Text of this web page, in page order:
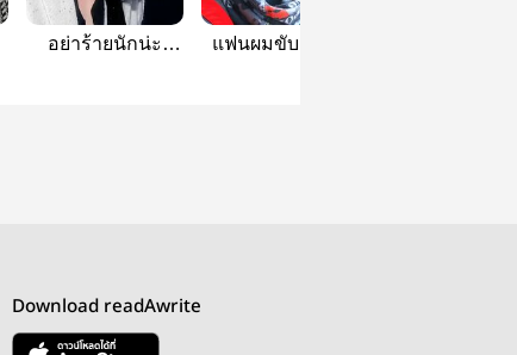
อย่าร้ายนักน่ะ
แฟนผมขับแก๊ป ||
Download readAwrite